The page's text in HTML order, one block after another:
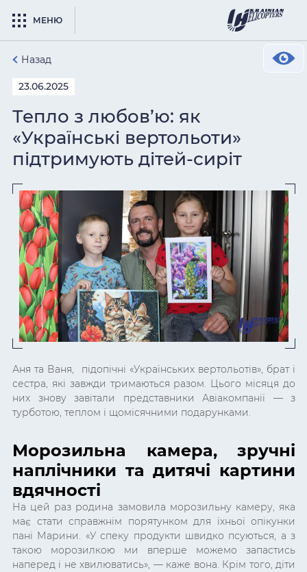
МЕНЮ
Назад
23.06.2025
Тепло з любов’ю: як
«Українські вертольоти»
підтримують дітей-сиріт
Аня та Ваня, підопічні «Українських вертольотів», брат і
сестра, які завжди тримаються разом. Цього місяця до
них знову завітали представники Авіакомпанії — з
турботою, теплом і щомісячними подарунками.
Морозильна камера, зручні
наплічники та дитячі картини
вдячності
На цей раз родина замовила морозильну камеру, яка
має стати справжнім порятунком для їхньої опікунки
пані Марини. «У спеку продукти швидко псуються, а з
такою морозилкою ми вперше можемо запастись
наперед і не хвилюватись», — каже вона. Крім того, діти